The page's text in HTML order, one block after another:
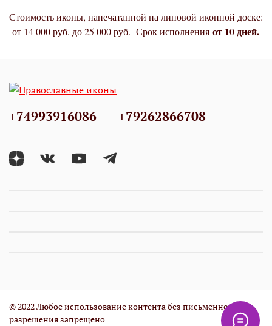
Стоимость иконы, напечатанной на липовой иконной доске:
от 14 000 руб. до 25 000 руб. Срок исполнения от 10 дней.
+74993916086 +79262866708
© 2022 Любое использование контента без письменного
разрешения запрещено